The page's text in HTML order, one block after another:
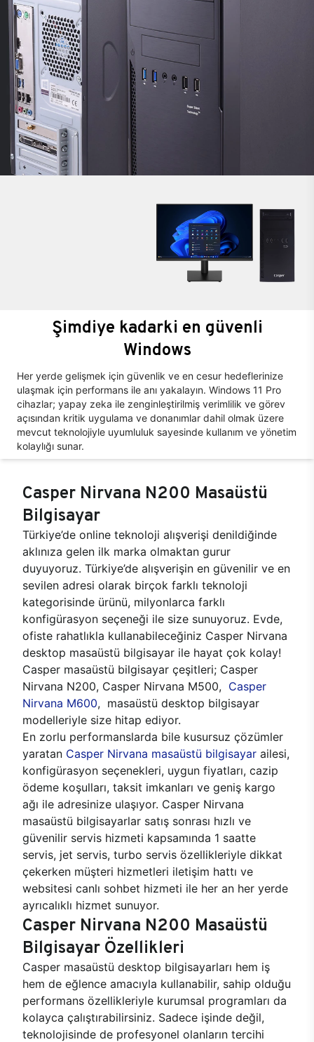
Şimdiye kadarki en güvenli
Windows
Her yerde gelişmek için güvenlik ve en cesur hedeflerinize
ulaşmak için performans ile anı yakalayın. Windows 11 Pro
cihazlar; yapay zeka ile zenginleştirilmiş verimlilik ve görev
açısından kritik uygulama ve donanımlar dahil olmak üzere
mevcut teknolojiyle uyumluluk sayesinde kullanım ve yönetim
kolaylığı sunar.
Casper Nirvana N200 Masaüstü
Bilgisayar
Türkiye’de online teknoloji alışverişi denildiğinde
aklınıza gelen ilk marka olmaktan gurur
duyuyoruz. Türkiye’de alışverişin en güvenilir ve en
sevilen adresi olarak birçok farklı teknoloji
kategorisinde ürünü, milyonlarca farklı
konfigürasyon seçeneği ile size sunuyoruz. Evde,
ofiste rahatlıkla kullanabileceğiniz Casper Nirvana
desktop masaüstü bilgisayar ile hayat çok kolay!
Casper masaüstü bilgisayar çeşitleri; Casper
Nirvana N200, Casper Nirvana M500, Casper
Nirvana M600, masaüstü desktop bilgisayar
modelleriyle size hitap ediyor.
En zorlu performanslarda bile kusursuz çözümler
yaratan Casper Nirvana masaüstü bilgisayar ailesi,
konfigürasyon seçenekleri, uygun fiyatları, cazip
ödeme koşulları, taksit imkanları ve geniş kargo
ağı ile adresinize ulaşıyor. Casper Nirvana
masaüstü bilgisayarlar satış sonrası hızlı ve
güvenilir servis hizmeti kapsamında 1 saatte
servis, jet servis, turbo servis özellikleriyle dikkat
çekerken müşteri hizmetleri iletişim hattı ve
websitesi canlı sohbet hizmeti ile her an her yerde
ayrıcalıklı hizmet sunuyor.
Casper Nirvana N200 Masaüstü
Bilgisayar Özellikleri
Casper masaüstü desktop bilgisayarları hem iş
hem de eğlence amacıyla kullanabilir, sahip olduğu
performans özellikleriyle kurumsal programları da
kolayca çalıştırabilirsiniz. Sadece işinde değil,
teknolojisinde de profesyonel olanların tercihi